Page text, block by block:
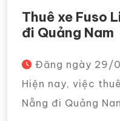
Thuê xe Fuso
đi Quảng Nam
Đăng ngày 29/
Hiện nay, việc
Nẵng đi Quảng